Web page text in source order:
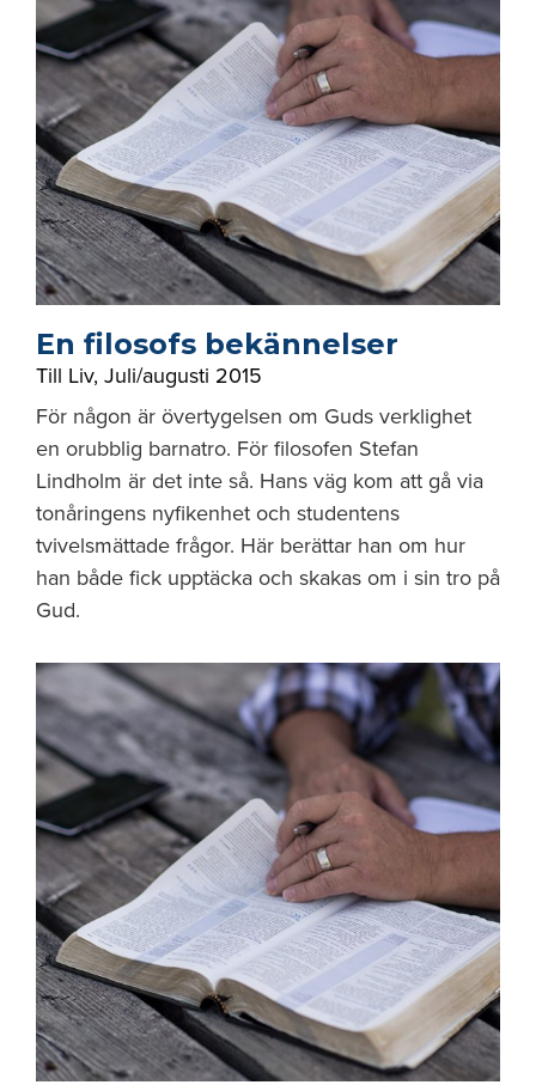
En filosofs bekännelser
Till Liv, Juli/augusti 2015
För någon är övertygelsen om Guds verklighet
en orubblig barnatro. För filosofen Stefan
Lindholm är det inte så. Hans väg kom att gå via
tonåringens nyfikenhet och studentens
tvivelsmättade frågor. Här berättar han om hur
han både fick upptäcka och skakas om i sin tro på
Gud.